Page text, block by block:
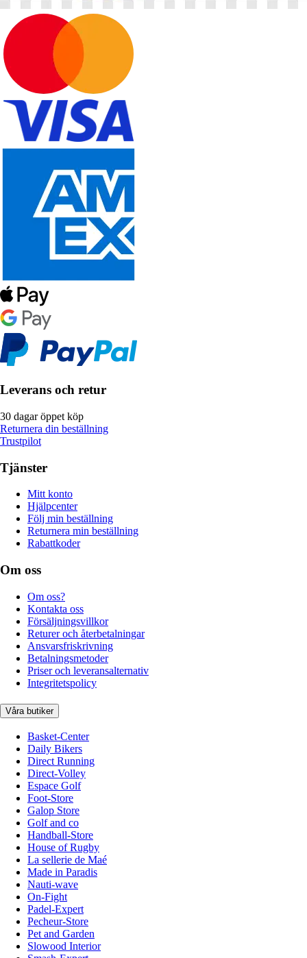
Leverans och retur
30 dagar öppet köp
Returnera din beställning
Trustpilot
Tjänster
Mitt konto
Hjälpcenter
Följ min beställning
Returnera min beställning
Rabattkoder
Om oss
Om oss?
Kontakta oss
Försäljningsvillkor
Returer och återbetalningar
Ansvarsfriskrivning
Betalningsmetoder
Priser och leveransalternativ
Integritetspolicy
Våra butiker
Basket-Center
Daily Bikers
Direct Running
Direct-Volley
Espace Golf
Foot-Store
Galop Store
Golf and co
Handball-Store
House of Rugby
La sellerie de Maé
Made in Paradis
Nauti-wave
On-Fight
Padel-Expert
Pecheur-Store
Pet and Garden
Slowood Interior